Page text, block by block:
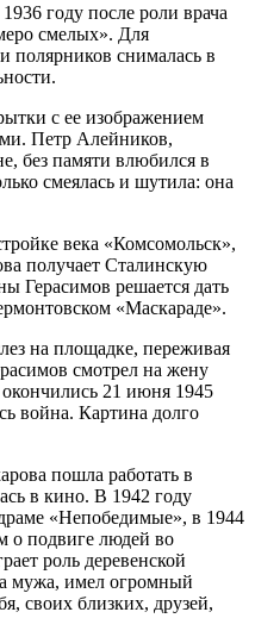
году после роли врача
смелых». Для
полярников снималась в
с ее изображением
Петр Алейников,
без памяти влюбился в
смеялась и шутила: она
века «Комсомольск»,
получает Сталинскую
Герасимов решается дать
«Маскараде».
на площадке, переживая
смотрел на жену
21 июня 1945
война. Картина долго
пошла работать в
в кино. В 1942 году
«Непобедимые», в 1944
о подвиге людей во
роль деревенской
мужа, имел огромный
своих близких, друзей,